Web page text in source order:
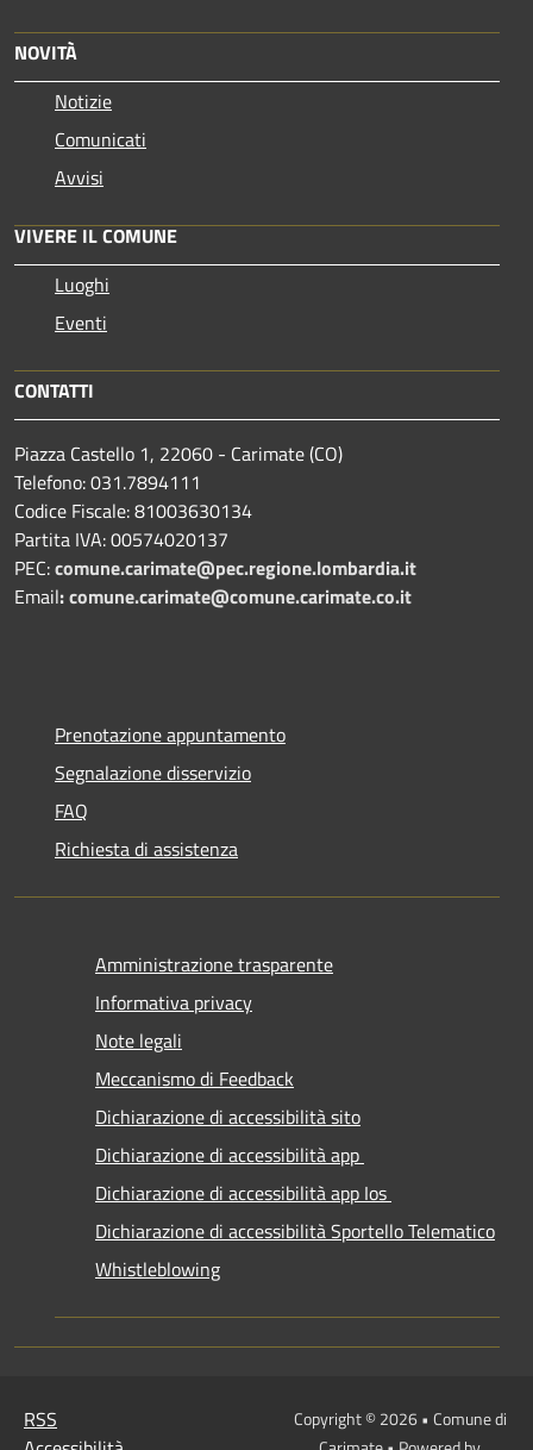
NOVITÀ
Notizie
Comunicati
Avvisi
VIVERE IL COMUNE
Luoghi
Eventi
CONTATTI
Piazza Castello 1, 22060 - Carimate (CO)
Telefono: 031.7894111
Codice Fiscale: 81003630134
Partita IVA: 00574020137
PEC:comune.carimate@pec.regione.lombardia.it
Email:comune.carimate@comune.carimate.co.it
Prenotazione appuntamento
Segnalazione disservizio
FAQ
Richiesta di assistenza
Amministrazione trasparente
Informativa privacy
Note legali
Meccanismo di Feedback
Dichiarazione di accessibilità sito
Dichiarazione di accessibilità app
Dichiarazione di accessibilità app Ios
Dichiarazione di accessibilità Sportello Telematico
Whistleblowing
RSS
Copyright © 2026 • Comune di